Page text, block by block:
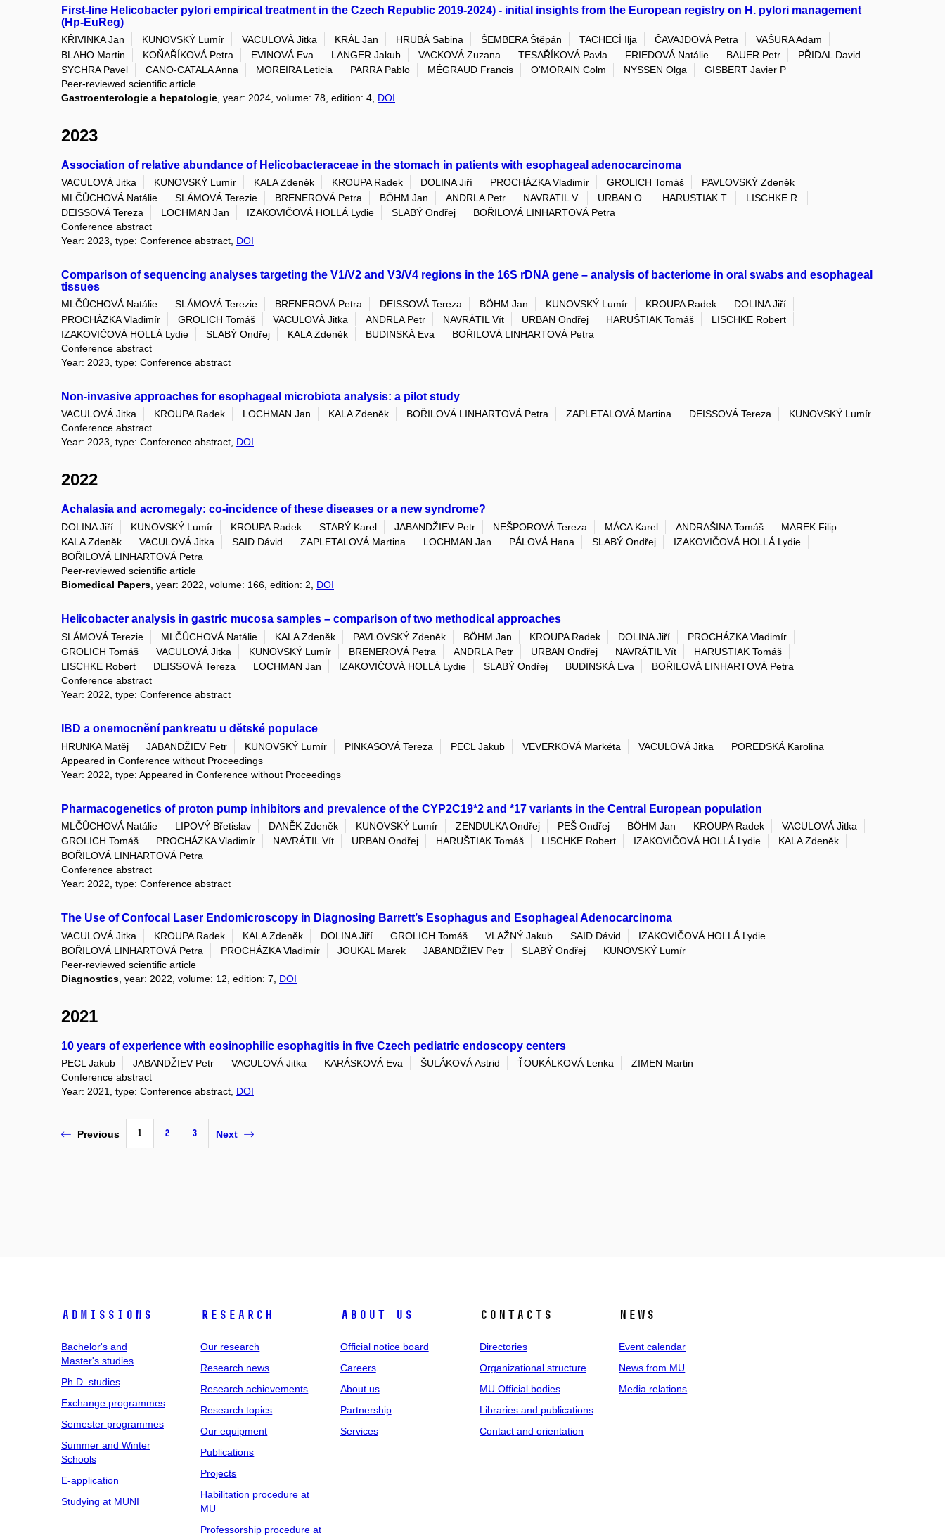
First-line Helicobacter pylori empirical treatment in the Czech Republic 2019-2024) - initial insights from the European registry on H. pylori management
(Hp-EuReg)
KŘIVINKA Jan KUNOVSKÝ Lumír VACULOVÁ Jitka KRÁL Jan HRUBÁ Sabina ŠEMBERA Štěpán TACHECÍ Ilja ČAVAJDOVÁ Petra
VAŠURA Adam
BLAHO Martin
KOŇAŘÍKOVÁ Petra EVINOVÁ Eva LANGER Jakub VACKOVÁ Zuzana TESAŘÍKOVÁ Pavla FRIEDOVÁ Natálie BAUER Petr
PŘIDAL David
SYCHRA Pavel
CANO-CATALA Anna MOREIRA Leticia PARRA Pablo MÉGRAUD Francis O'MORAIN Colm NYSSEN Olga
GISBERT Javier P
Peer-reviewed scientific article
Gastroenterologie a hepatologie , year: 2024, volume: 78, edition: 4, DOI
2023
Association of relative abundance of Helicobacteraceae in the stomach in patients with esophageal adenocarcinoma
VACULOVÁ Jitka KUNOVSKÝ Lumír KALA Zdeněk KROUPA Radek DOLINA Jiří PROCHÁZKA Vladimír GROLICH Tomáš
PAVLOVSKÝ Zdeněk
MLČŮCHOVÁ Natálie
SLÁMOVÁ Terezie BRENEROVÁ Petra BÖHM Jan ANDRLA Petr NAVRATIL V. URBAN O. HARUSTIAK T.
LISCHKE R.
DEISSOVÁ Tereza
LOCHMAN Jan IZAKOVIČOVÁ HOLLÁ Lydie SLABÝ Ondřej
BOŘILOVÁ LINHARTOVÁ Petra
Conference abstract
Year: 2023, type: Conference abstract, DOI
Comparison of sequencing analyses targeting the V1/V2 and V3/V4 regions in the 16S rDNA gene – analysis of bacteriome in oral swabs and esophageal
tissues
MLČŮCHOVÁ Natálie SLÁMOVÁ Terezie BRENEROVÁ Petra DEISSOVÁ Tereza BÖHM Jan KUNOVSKÝ Lumír KROUPA Radek
DOLINA Jiří
PROCHÁZKA Vladimír
GROLICH Tomáš VACULOVÁ Jitka ANDRLA Petr NAVRÁTIL Vít URBAN Ondřej HARUŠTIAK Tomáš
LISCHKE Robert
IZAKOVIČOVÁ HOLLÁ Lydie
SLABÝ Ondřej KALA Zdeněk BUDINSKÁ Eva
BOŘILOVÁ LINHARTOVÁ Petra
Conference abstract
Year: 2023, type: Conference abstract
Non-invasive approaches for esophageal microbiota analysis: a pilot study
VACULOVÁ Jitka KROUPA Radek LOCHMAN Jan KALA Zdeněk BOŘILOVÁ LINHARTOVÁ Petra ZAPLETALOVÁ Martina DEISSOVÁ Tereza
KUNOVSKÝ Lumír
Conference abstract
Year: 2023, type: Conference abstract, DOI
2022
Achalasia and acromegaly: co-incidence of these diseases or a new syndrome?
DOLINA Jiří KUNOVSKÝ Lumír KROUPA Radek STARÝ Karel JABANDŽIEV Petr NEŠPOROVÁ Tereza MÁCA Karel ANDRAŠINA Tomáš
MAREK Filip
KALA Zdeněk
VACULOVÁ Jitka SAID Dávid ZAPLETALOVÁ Martina LOCHMAN Jan PÁLOVÁ Hana SLABÝ Ondřej
IZAKOVIČOVÁ HOLLÁ Lydie
BOŘILOVÁ LINHARTOVÁ Petra
Peer-reviewed scientific article
Biomedical Papers, year: 2022, volume: 166, edition: 2, DOI
Helicobacter analysis in gastric mucosa samples – comparison of two methodical approaches
SLÁMOVÁ Terezie MLČŮCHOVÁ Natálie KALA Zdeněk PAVLOVSKÝ Zdeněk BÖHM Jan KROUPA Radek DOLINA Jiří
PROCHÁZKA Vladimír
GROLICH Tomáš
VACULOVÁ Jitka KUNOVSKÝ Lumír BRENEROVÁ Petra ANDRLA Petr URBAN Ondřej NAVRÁTIL Vít
HARUSTIAK Tomáš
LISCHKE Robert
DEISSOVÁ Tereza LOCHMAN Jan IZAKOVIČOVÁ HOLLÁ Lydie SLABÝ Ondřej BUDINSKÁ Eva
BOŘILOVÁ LINHARTOVÁ Petra
Conference abstract
Year: 2022, type: Conference abstract
IBD a onemocnění pankreatu u dětské populace
HRUNKA Matěj JABANDŽIEV Petr KUNOVSKÝ Lumír PINKASOVÁ Tereza PECL Jakub VEVERKOVÁ Markéta VACULOVÁ Jitka
POREDSKÁ Karolina
Appeared in Conference without Proceedings
Year: 2022, type: Appeared in Conference without Proceedings
Pharmacogenetics of proton pump inhibitors and prevalence of the CYP2C19*2 and *17 variants in the Central European population
MLČŮCHOVÁ Natálie LIPOVÝ Břetislav DANĚK Zdeněk KUNOVSKÝ Lumír ZENDULKA Ondřej PEŠ Ondřej BÖHM Jan KROUPA Radek
VACULOVÁ Jitka
GROLICH Tomáš
PROCHÁZKA Vladimír NAVRÁTIL Vít URBAN Ondřej HARUŠTIAK Tomáš LISCHKE Robert IZAKOVIČOVÁ HOLLÁ Lydie
KALA Zdeněk
BOŘILOVÁ LINHARTOVÁ Petra
Conference abstract
Year: 2022, type: Conference abstract
The Use of Confocal Laser Endomicroscopy in Diagnosing Barrett’s Esophagus and Esophageal Adenocarcinoma
VACULOVÁ Jitka KROUPA Radek KALA Zdeněk DOLINA Jiří GROLICH Tomáš VLAŽNÝ Jakub SAID Dávid
IZAKOVIČOVÁ HOLLÁ Lydie
BOŘILOVÁ LINHARTOVÁ Petra
PROCHÁZKA Vladimír JOUKAL Marek JABANDŽIEV Petr SLABÝ Ondřej
KUNOVSKÝ Lumír
Peer-reviewed scientific article
Diagnostics , year: 2022, volume: 12, edition: 7, DOI
2021
10 years of experience with eosinophilic esophagitis in five Czech pediatric endoscopy centers
PECL Jakub JABANDŽIEV Petr VACULOVÁ Jitka KARÁSKOVÁ Eva ŠULÁKOVÁ Astrid ŤOUKÁLKOVÁ Lenka
ZIMEN Martin
Conference abstract
Year: 2021, type: Conference abstract, DOI
Previous 1 2 3 Next
Admissions
Bachelor's and
Master's studies
Ph.D. studies
Exchange programmes
Semester programmes
Summer and Winter
Schools
E-application
Studying at MUNI
Research
Our research
Research news
Research achievements
Research topics
Our equipment
Publications
Projects
Habilitation procedure at
MU
Professorship procedure at
About us
Official notice board
Careers
About us
Partnership
Services
Contacts
Directories
Organizational structure
MU Official bodies
Libraries and publications
Contact and orientation
News
Event calendar
News from MU
Media relations